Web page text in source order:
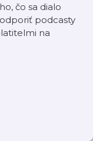
čo sa dialo
podcasty
na